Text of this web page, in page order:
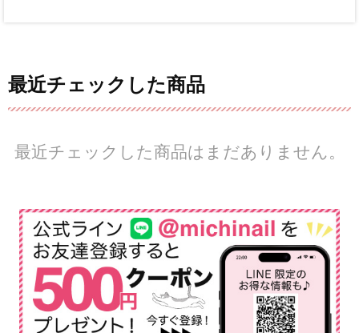
最近チェックした商品
最近チェックした商品はまだありません。